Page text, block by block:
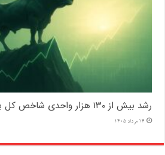
رشد بیش از ۱۳۰ هزار واحدی شاخص کل بورس
14 مرداد 1405